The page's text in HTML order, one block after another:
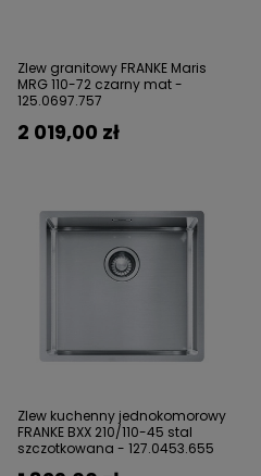
Zlew granitowy FRANKE Maris
MRG 110-72 czarny mat -
125.0697.757
2 019,00 zł
Zlew kuchenny jednokomorowy
FRANKE BXX 210/110-45 stal
szczotkowana - 127.0453.655